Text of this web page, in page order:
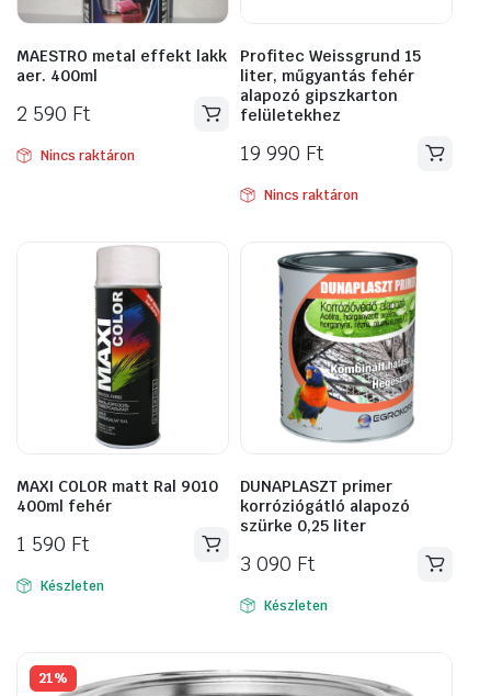
MAESTRO metal effekt lakk
aer. 400ml
2 590 Ft
Nincs raktáron
Profitec Weissgrund 15
liter, műgyantás fehér
alapozó gipszkarton
felületekhez
19 990 Ft
Nincs raktáron
MAXI COLOR matt Ral 9010
400ml fehér
1 590 Ft
Készleten
DUNAPLASZT primer
korróziógátló alapozó
szürke 0,25 liter
3 090 Ft
Készleten
21%